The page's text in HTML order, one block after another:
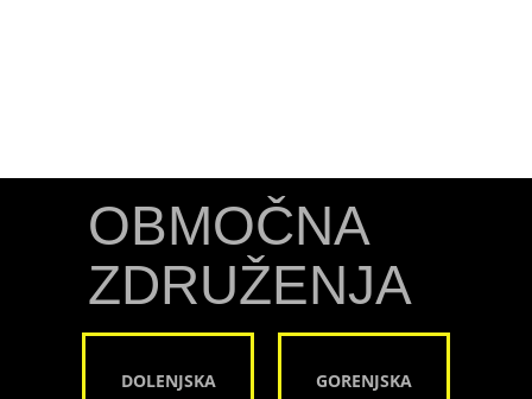
OBMOČNA
ZDRUŽENJA
DOLENJSKA
GORENJSKA